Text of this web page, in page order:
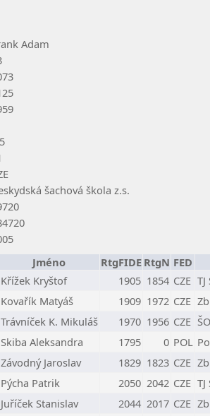
Adam
šachová škola z.s.
Jméno RtgFIDE RtgN FED
Křížek Kryštof 1905 1854 CZE
Kovařík Matyáš 1909 1972 CZE
Trávníček K. Mikuláš 1970 1956 CZE
Skiba Aleksandra 1795 0 POL
Závodný Jaroslav 1829 1823 CZE
Pýcha Patrik 2050 2042 CZE
Juříček Stanislav 2044 2017 CZE